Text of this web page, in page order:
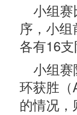
小组
序，小
各有16
小组
环获胜
的情况